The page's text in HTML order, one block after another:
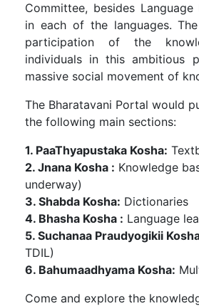
Committee, besides
in each of the languages.
participation of the
individuals in this ambitious
massive social movement of
The Bharatavani Portal would
the following main sections:
1. PaaThyapustaka Kosha:
2. Jnana Kosha : Knowledge
underway)
3. Shabda Kosha: Dictionaries
4. Bhasha Kosha : Language
5. Suchanaa Praudyogikii
TDIL)
6. Bahumaadhyama Kosha:
Come and explore the